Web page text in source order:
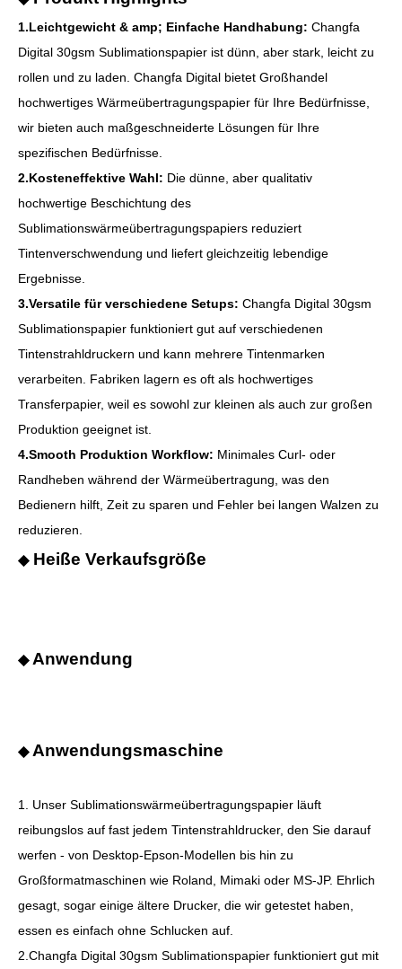
1.Leichtgewicht & amp; Einfache Handhabung: Changfa
Digital 30gsm Sublimationspapier ist dünn, aber stark, leicht zu
rollen und zu laden. Changfa Digital bietet Großhandel
hochwertiges Wärmeübertragungspapier für Ihre Bedürfnisse,
wir bieten auch maßgeschneiderte Lösungen für Ihre
spezifischen Bedürfnisse.
2.Kosteneffektive Wahl: Die dünne, aber qualitativ
hochwertige Beschichtung des
Sublimationswärmeübertragungspapiers reduziert
Tintenverschwendung und liefert gleichzeitig lebendige
Ergebnisse.
3.Versatile für verschiedene Setups: Changfa Digital 30gsm
Sublimationspapier funktioniert gut auf verschiedenen
Tintenstrahldruckern und kann mehrere Tintenmarken
verarbeiten. Fabriken lagern es oft als hochwertiges
Transferpapier, weil es sowohl zur kleinen als auch zur großen
Produktion geeignet ist.
4.Smooth Produktion Workflow: Minimales Curl- oder
Randheben während der Wärmeübertragung, was den
Bedienern hilft, Zeit zu sparen und Fehler bei langen Walzen zu
reduzieren.
◆Heiße Verkaufsgröße
◆Anwendung
◆Anwendungsmaschine
1. Unser Sublimationswärmeübertragungspapier läuft
reibungslos auf fast jedem Tintenstrahldrucker, den Sie darauf
werfen - von Desktop-Epson-Modellen bis hin zu
Großformatmaschinen wie Roland, Mimaki oder MS-JP. Ehrlich
gesagt, sogar einige ältere Drucker, die wir getestet haben,
essen es einfach ohne Schlucken auf.
2.Changfa Digital 30gsm Sublimationspapier funktioniert gut mit